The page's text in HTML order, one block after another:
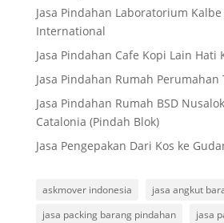
Jasa Pindahan Laboratorium Kalbe
International
Jasa Pindahan Cafe Kopi Lain Hati
Jasa Pindahan Rumah Perumahan
Jasa Pindahan Rumah BSD
Catalonia (Pindah Blok)
Jasa Pengepakan Dari Kos ke
askmover indonesia
jasa angkut
jasa packing barang pindahan
jasa